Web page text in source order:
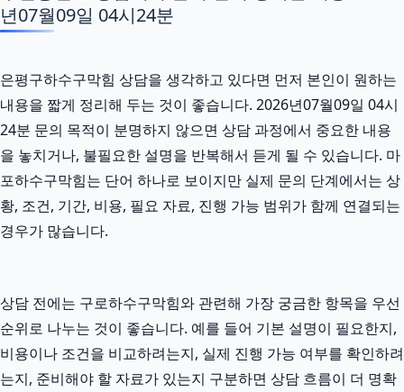
년07월09일 04시24분
은평구하수구막힘 상담을 생각하고 있다면 먼저 본인이 원하는
내용을 짧게 정리해 두는 것이 좋습니다. 2026년07월09일 04시
24분 문의 목적이 분명하지 않으면 상담 과정에서 중요한 내용
을 놓치거나, 불필요한 설명을 반복해서 듣게 될 수 있습니다. 마
포하수구막힘는 단어 하나로 보이지만 실제 문의 단계에서는 상
황, 조건, 기간, 비용, 필요 자료, 진행 가능 범위가 함께 연결되는
경우가 많습니다.
상담 전에는 구로하수구막힘와 관련해 가장 궁금한 항목을 우선
순위로 나누는 것이 좋습니다. 예를 들어 기본 설명이 필요한지,
비용이나 조건을 비교하려는지, 실제 진행 가능 여부를 확인하려
는지, 준비해야 할 자료가 있는지 구분하면 상담 흐름이 더 명확